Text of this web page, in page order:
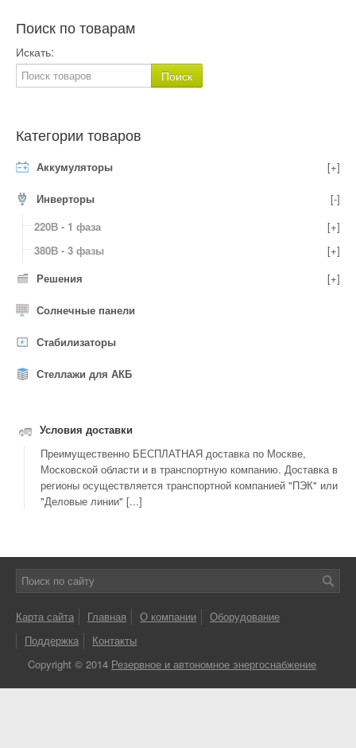
Поиск по товарам
Искать:
Категории товаров
Аккумуляторы [+]
Инверторы
[-]
220В - 1 фаза
[+]
380В - 3 фазы
[+]
Решения
[+]
Солнечные панели
Стабилизаторы
Стеллажи для АКБ
Условия доставки
Преимущественно БЕСПЛАТНАЯ доставка по Москве,
Московской области и в транспортную компанию. Доставка в
регионы осуществляется транспортной компанией "ПЭК" или
"Деловые линии" [...]
Карта сайта Главная О компании
Оборудование
Поддержка
Контакты
Copyright © 2014 Резервное и автономное энергоснабжение